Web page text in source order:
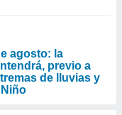
agosto: la
previo a
de lluvias y